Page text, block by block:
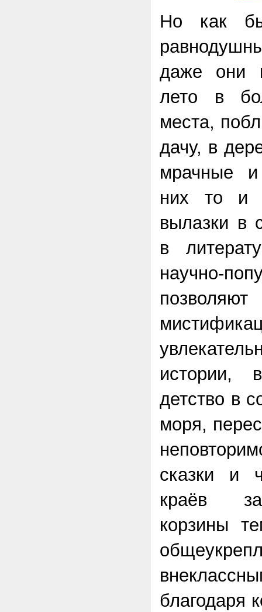
Но как
даже они
лето в
места,
дачу, в
мрачные
них то и
вылазки в
в
научно-
истории,
детство в
моря,
сказки и
краёв
корзины
благодаря